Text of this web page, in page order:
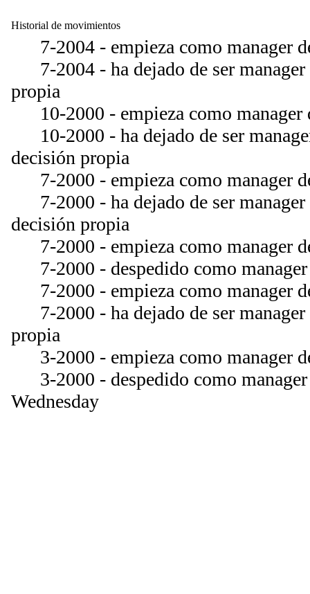
Historial de movimientos
7-2004 - empieza como manager
7-2004 - ha dejado de ser
propia
10-2000 - empieza como manager
10-2000 - ha dejado de ser
decisión propia
7-2000 - empieza como manager
7-2000 - ha dejado de ser manager
decisión propia
7-2000 - empieza como manager
7-2000 - despedido como manager
7-2000 - empieza como manager
7-2000 - ha dejado de ser
propia
3-2000 - empieza como manager
3-2000 - despedido como
Wednesday